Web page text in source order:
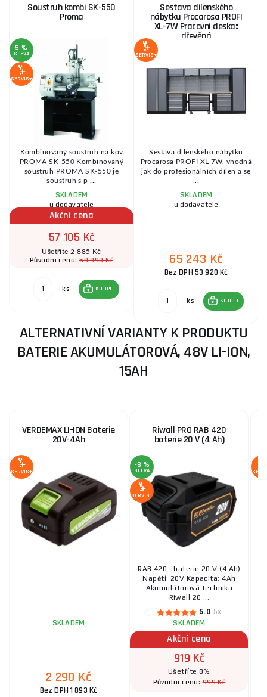
Soustruh kombi SK-550
Proma
5 %
SLEVA
SERVIS+
Kombinovaný soustruh na kov
PROMA SK-550 Kombinovaný
soustruh PROMA SK-550 je
soustruh s p ...
SKLADEM
u dodavatele
Akční cena
57 105 Kč
Ušetříte 2 885 Kč
Původní cena:59 990 Kč
ks KOUPIT
Sestava dílenského
nábytku Procarosa PROFI
XL-7W Pracovní deska::
dřevěná
SERVIS+
Sestava dílenského nábytku
Procarosa PROFI XL-7W, vhodná
jak do profesionálních dílen a se
SKLADEM
u dodavatele
65 243 Kč
Bez DPH 53 920 Kč
ks KOUPIT
ALTERNATIVNÍ VARIANTY K PRODUKTU
BATERIE AKUMULÁTOROVÁ, 48V LI-ION,
15AH
VERDEMAX LI-ION Baterie
20V-4Ah
SERVIS+
SKLADEM
2 290 Kč
Bez DPH 1 893 Kč
Riwall PRO RAB 420
baterie 20 V (4 Ah)
-8 %
SLEVA
SERVIS+
RAB 420 - baterie 20 V (4 Ah)
Napětí: 20V Kapacita: 4Ah
Akumulátorová technika
Riwall 20 ...
5.0 5x
SKLADEM
Akční cena
919 Kč
Ušetříte 8%
Původní cena:999 Kč